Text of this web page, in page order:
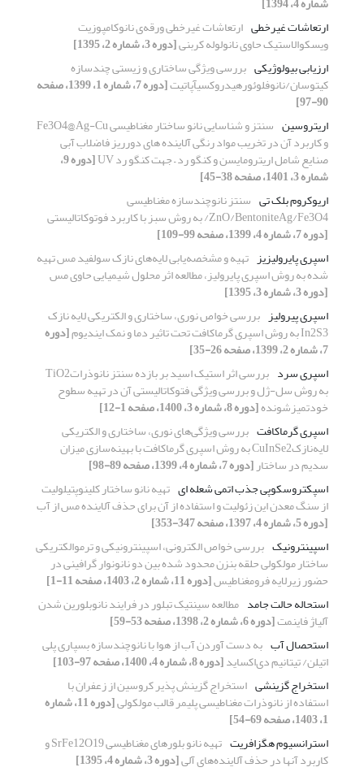
ارتعاشات غیرخطی ارتعاشات غیرخطی ورقه‌ی نانوکامپوزیت
ویسکوالاستیک حاوی نانولوله کربنی[دوره 3، شماره 2، 1395]
ارزیابی بیولوژیکی بررسی ویژگی ساختاری و زیستی چندسازه
کیتوسان/نانوفلوئورهیدروکسیآپاتیت [دوره 7، شماره 1، 1399، صفحه
90-97]
اریتروسین
سنتز و شناسایی نانو ساختار مغناطیسی Fe3O4@Ag-Cu
و کاربرد آن در تخریب مواد رنگی آلاینده های دورریز فاضلاب آبی
صنایع شامل اریترومایسن و کنگو رد – جهت کنگو رد UV [دوره 9،
شماره 3، 1401، صفحه 38-45]
اریوکروم بلک تی سنتز نانوچندسازه مغناطیسی
ZnO/BentoniteAg/Fe3O4/ به روش سبز با کاربرد فوتوکاتالیستی
[دوره 7، شماره 4، 1399، صفحه 99-109]
اسپری پایرولیزیز تهیه و مشخصه‌یابی لایه‌های نازک سولفید مس تهیه
شده به روش اسپری پایرولیز، مطالعه اثر محلول شیمیایی حاوی مس
[دوره 3، شماره 3، 1395]
اسپری پیرولیز بررسی خواص نوری، ساختاری و الکتریکی لایه نازک
In2S3 به روش اسپری گرماکافت تحت تاثیر دما و نمک ایندیوم [دوره
7، شماره 2، 1399، صفحه 26-35]
اسپری سرد
بررسی اثر استیک اسید بر بازده سنتز نانوذراتTiO2
به روش سل-ژل و بررسی ویژگی فتوکاتالیستی آن در تهیه سطوح
خودتمیزشونده[دوره 8، شماره 3، 1400، صفحه 1-12]
اسپری گرماکافت بررسی ویژگی‌های نوری، ساختاری و الکتریکی
لایه‌نازکCuInSe2 به روش اسپری گرماکافت با بهینه‌سازی میزان
سدیم در ساختار[دوره 7، شماره 4، 1399، صفحه 89-98]
اسپکتروسکوپی جذب اتمی شعله ای تهیه نانو ساختار کلینوپتیلولیت
از سنگ معدن این زئولیت و استفاده از آن برای حذف آلاینده مس از آب
[دوره 5، شماره 4، 1397، صفحه 347-353]
اسپینترونیک بررسی خواص الکترونی، اسپینترونیکی و ترموالکتریکی
ساختار مولکولی حلقه بنزن محدود شده بین دو نانونوار گرافینی در
حضور زیرلایه فرومغناطیس[دوره 11، شماره 2، 1403، صفحه 11-1]
استحاله حالت جامد مطالعه سینتیک تبلور در فرایند نانوبلورین شدن
آلیاژ فاینمت[دوره 6، شماره 2، 1398، صفحه 53-59]
استحصال آب به دست آوردن آب از هوا با نانوچندسازه بسپاری پلی
اتیلن/ تیتانیم دی‌اکساید[دوره 8، شماره 4، 1400، صفحه 97-103]
استخراج گزینشی استخراج گزینش پذیر کروسین از زعفران با
استفاده از نانوذرات مغناطیسی پلیمر قالب مولکولی [دوره 11، شماره
1، 1403، صفحه 69-54]
استرانسیوم هگزافریت
تهیه نانو بلور‌های مغناطیسی SrFe12O19 و
کاربرد آنها در حذف آلاینده‌های آلی[دوره 3، شماره 4، 1395]